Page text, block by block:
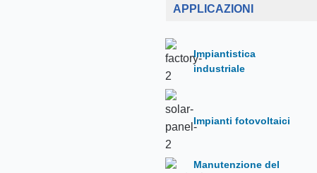
APPLICAZIONI
Impiantistica
industriale
Impianti fotovoltaici
Manutenzione del